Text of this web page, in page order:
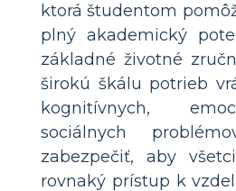
ktorá študentom
plný akademický
základné životné
širokú škálu potrieb
kognitívnych,
sociálnych
zabezpečiť, aby
rovnaký prístup k